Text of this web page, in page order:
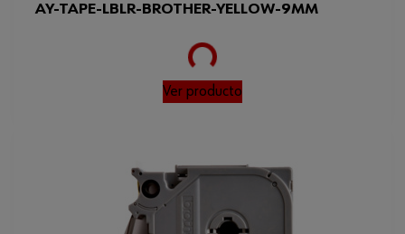
AY-TAPE-LBLR-BROTHER-YELLOW-9MM
Loading...
Ver producto